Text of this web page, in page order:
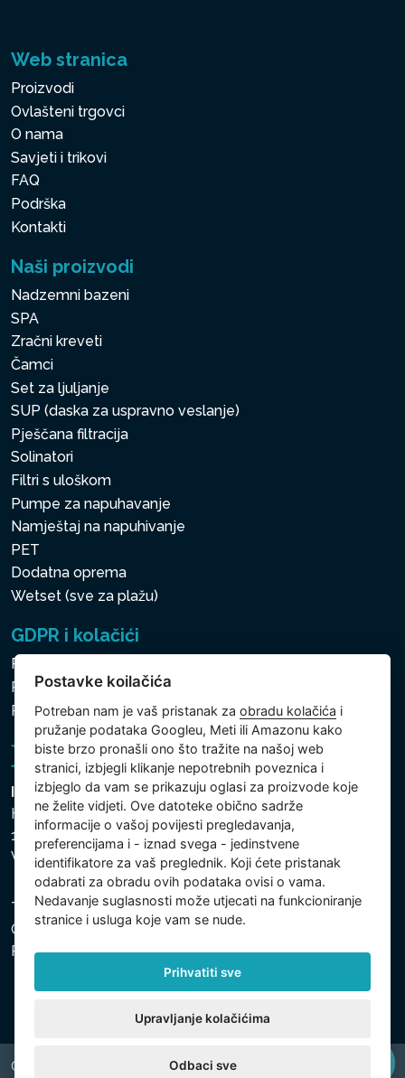
Web stranica
Proizvodi
Ovlašteni trgovci
O nama
Savjeti i trikovi
FAQ
Podrška
Kontakti
Naši proizvodi
Nadzemni bazeni
SPA
Zračni kreveti
Čamci
Set za ljuljanje
SUP (daska za uspravno veslanje)
Pješčana filtracija
Solinatori
Filtri s uloškom
Pumpe za napuhavanje
Namještaj na napuhivanje
PET
Dodatna oprema
Wetset (sve za plažu)
GDPR i kolačići
Pravila zaštite osobnih i drugih obrađivanih podataka
Politika kolačića
Postavke koilačića
Intex Trading, s.r.o.
Hradecká 2526/3
130 00 Praha 3
Vinohrady - Česká republika
Tvrtka je registrirana pri Općinskom sudu u Pragu, Odjel
C, uložak 74759. Identifikacijski broj tvrtke: 26150808,
Porezni identifikacijski broj: CZ26150808.
Copyright © 2026 INTEX TRADING s.r.o. All rights reserved.
Postavke koilačića
Potreban nam je vaš pristanak zaobradu kolačića i
pružanje podataka Googleu, Meti ili Amazonu kako
biste brzo pronašli ono što tražite na našoj web
stranici, izbjegli klikanje nepotrebnih poveznica i
izbjeglo da vam se prikazuju oglasi za proizvode koje
ne želite vidjeti. Ove datoteke obično sadrže
informacije o vašoj povijesti pregledavanja,
preferencijama i - iznad svega - jedinstvene
identifikatore za vaš preglednik. Koji ćete pristanak
odabrati za obradu ovih podataka ovisi o vama.
Nedavanje suglasnosti može utjecati na funkcioniranje
stranice i usluga koje vam se nude.
Prihvatiti sve
Upravljanje kolačićima
Odbaci sve